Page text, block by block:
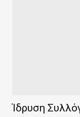
Ίδρυση